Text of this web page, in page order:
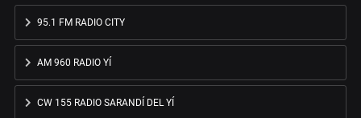
95.1 FM RADIO CITY
AM 960 RADIO YÍ
CW 155 RADIO SARANDÍ DEL YÍ